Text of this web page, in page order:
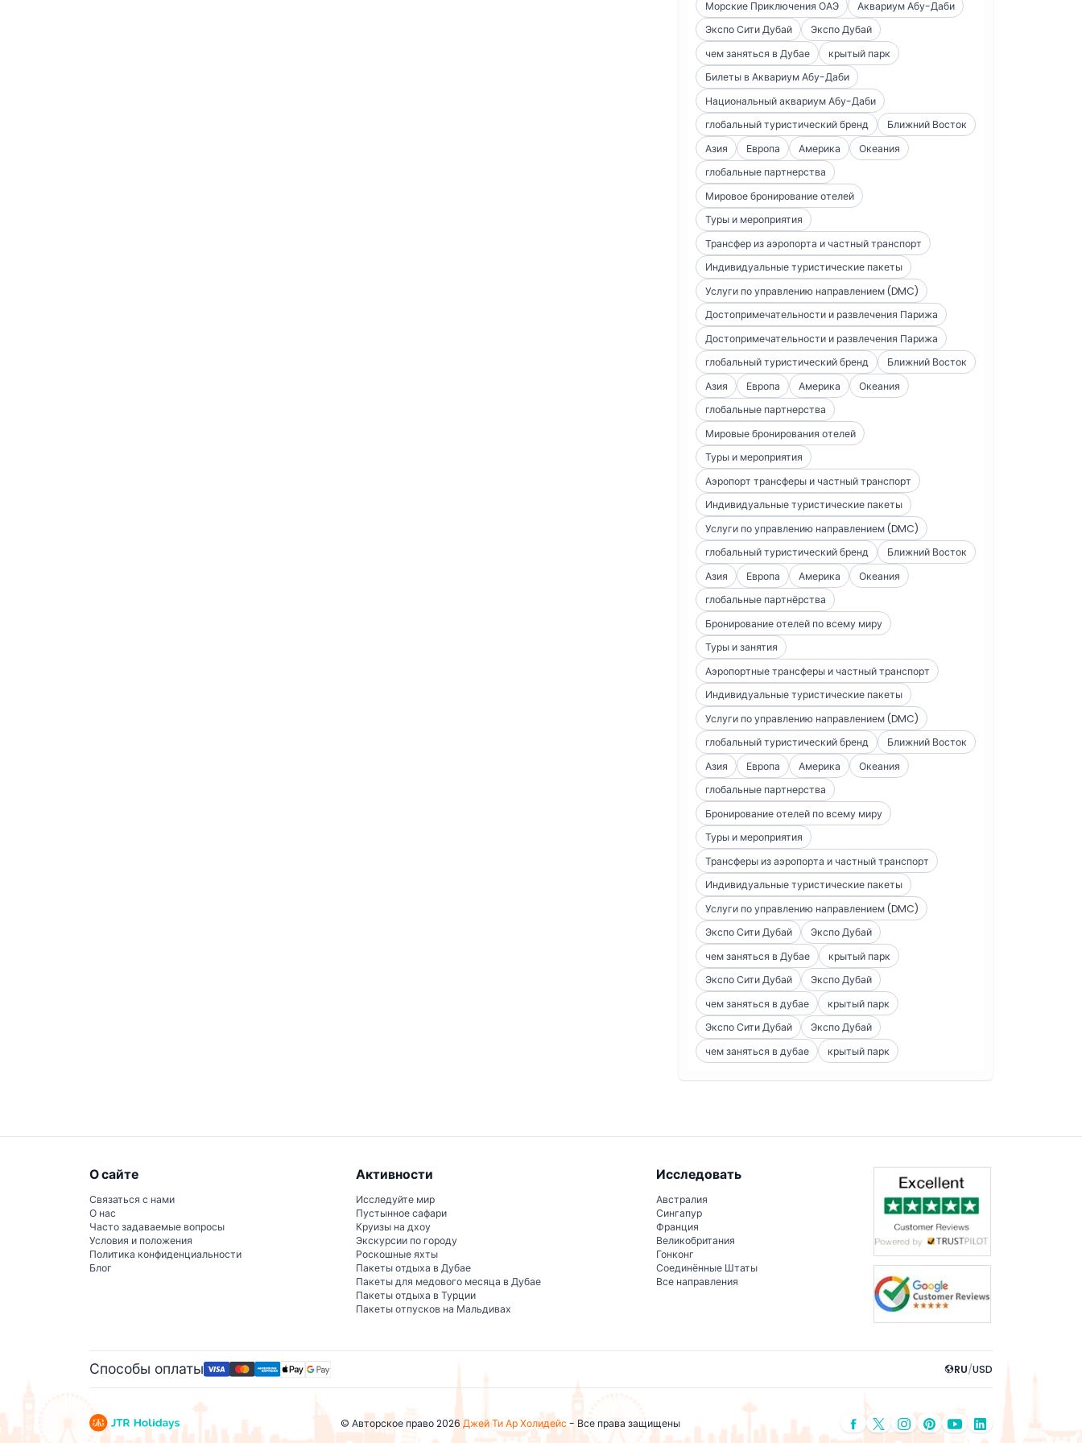
Морские Приключения ОАЭ
Аквариум Абу-Даби
Экспо Сити Дубай
Экспо Дубай
чем заняться в Дубае
крытый парк
Билеты в Аквариум Абу-Даби
Национальный аквариум Абу-Даби
глобальный туристический бренд
Ближний Восток
Азия
Европа Америка
Океания
глобальные партнерства
Мировое бронирование отелей
Туры и мероприятия
Трансфер из аэропорта и частный транспорт
Индивидуальные туристические пакеты
Услуги по управлению направлением (DMC)
Достопримечательности и развлечения Парижа
Достопримечательности и развлечения Парижа
глобальный туристический бренд
Ближний Восток
Азия
Европа Америка
Океания
глобальные партнерства
Мировые бронирования отелей
Туры и мероприятия
Аэропорт трансферы и частный транспорт
Индивидуальные туристические пакеты
Услуги по управлению направлением (DMC)
глобальный туристический бренд
Ближний Восток
Азия
Европа Америка
Океания
глобальные партнёрства
Бронирование отелей по всему миру
Туры и занятия
Аэропортные трансферы и частный транспорт
Индивидуальные туристические пакеты
Услуги по управлению направлением (DMC)
глобальный туристический бренд
Ближний Восток
Азия
Европа Америка
Океания
глобальные партнерства
Бронирование отелей по всему миру
Туры и мероприятия
Трансферы из аэропорта и частный транспорт
Индивидуальные туристические пакеты
Услуги по управлению направлением (DMC)
Экспо Сити Дубай
Экспо Дубай
чем заняться в Дубае
крытый парк
Экспо Сити Дубай
Экспо Дубай
чем заняться в дубае
крытый парк
Экспо Сити Дубай
Экспо Дубай
чем заняться в дубае
крытый парк
О сайте
Связаться с нами
О нас
Часто задаваемые вопросы
Условия и положения
Политика конфиденциальности
Блог
Активности
Исследуйте мир
Пустынное сафари
Круизы на дхоу
Экскурсии по городу
Роскошные яхты
Пакеты отдыха в Дубае
Пакеты для медового месяца в Дубае
Пакеты отдыха в Турции
Пакеты отпусков на Мальдивах
Исследовать
Австралия
Сингапур
Франция
Великобритания
Гонконг
Соединённые Штаты
Все направления
Способы оплаты RU/USD
© Авторское право 2026 Джей Ти Ар Холидейс- Все права защищены